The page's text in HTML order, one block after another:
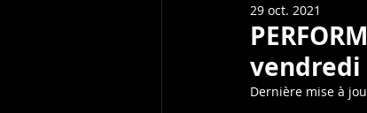
CONTACT IMPROVISATION
PHOTOS
vendredi
29 oct. 2021
Dernière mise à